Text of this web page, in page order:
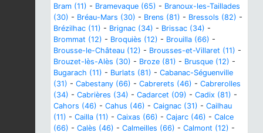
Bram (11) - Bramevaque (65) - Branoux-les-Taillades
(30) - Bréau-Mars (30) - Brens (81) - Bressols (82) -
Brézilhac (11) - Brignac (34) - Brissac (34) -
Brommat (12) - Broquiès (12) - Brouilla (66) -
Brousse-le-Château (12) - Brousses-et-Villaret (11) -
Brouzet-lès-Alès (30) - Broze (81) - Brusque (12) -
Bugarach (11) - Burlats (81) - Cabanac-Séguenville
(31) - Cabestany (66) - Cabrerets (46) - Cabrerolles
(34) - Cabrières (34) - Cadarcet (09) - Cadix (81) -
Cahors (46) - Cahus (46) - Caignac (31) - Cailhau
(11) - Cailla (11) - Caixas (66) - Cajarc (46) - Calce
(66) - Calès (46) - Calmeilles (66) - Calmont (12) -